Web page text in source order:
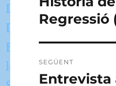
anterior:
Regressió
SEGÜENT
Entrada
Entrevista